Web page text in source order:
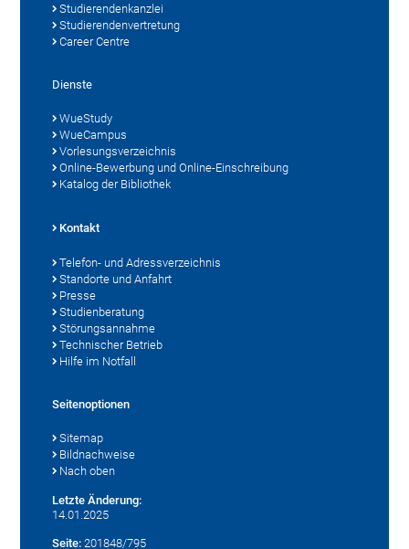
Studierendenkanzlei
Studierendenvertretung
Career Centre
Dienste
WueStudy
WueCampus
Vorlesungsverzeichnis
Online-Bewerbung und Online-Einschreibung
Katalog der Bibliothek
Kontakt
Telefon- und Adressverzeichnis
Standorte und Anfahrt
Presse
Studienberatung
Störungsannahme
Technischer Betrieb
Hilfe im Notfall
Seitenoptionen
Sitemap
Bildnachweise
Nach oben
Letzte Änderung:
14.01.2025
Seite: 201848/795